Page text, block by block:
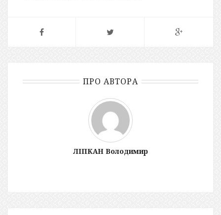
ПРО АВТОРА
ЛІПКАН Володимир